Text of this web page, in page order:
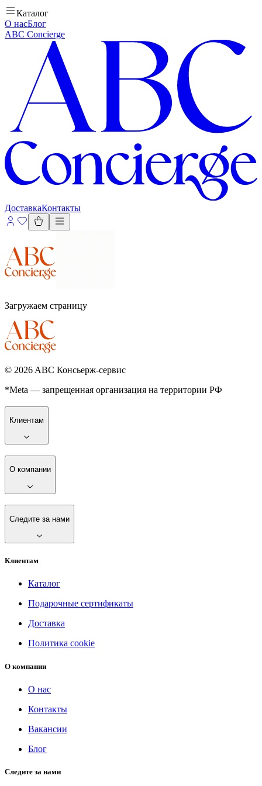
Каталог
О насБлог
ABC Concierge
ДоставкаКонтакты
Загружаем страницу
© 2026 ABC Консьерж-сервис
*Meta — запрещенная организация на территории РФ
Клиентам
О компании
Следите за нами
Клиентам
Каталог
Подарочные сертификаты
Доставка
Политика cookie
О компании
О нас
Контакты
Вакансии
Блог
Следите за нами